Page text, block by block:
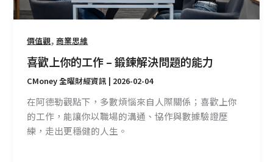
價值觀,商業思維
喜歡上你的工作 – 鍛鍊解決問題的能力
CMoney 全曜財經資訊 | 2026-02-04
在阿德勒觀點下，多數煩惱來自人際關係；喜歡上你
的工作，能讓你以職場的溝通、協作與數據驗證歷
練，走出更穩健的人生。
鍛
鍊
解
問
題
的
能
力